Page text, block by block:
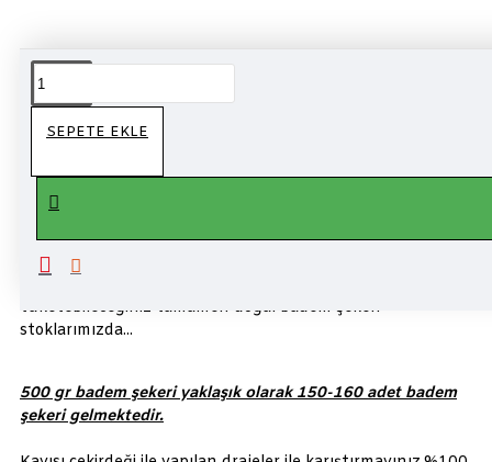
SEPETE EKLE
5 Saat 41 Dakikaiçinde sipariş verirseniz bugün kargo!
Çakıltaşı çikolata kalitesi ile
kavrulmuş badem üzerine çıtır şeker kaplama yapılarak
üretilmektedir. Özel günlerinizde nikah şekeri olarak
tüketebileceğiniz tamamen doğal badem şekeri
stoklarımızda...
500 gr badem şekeri yaklaşık olarak 150-160 adet badem
şekeri gelmektedir.